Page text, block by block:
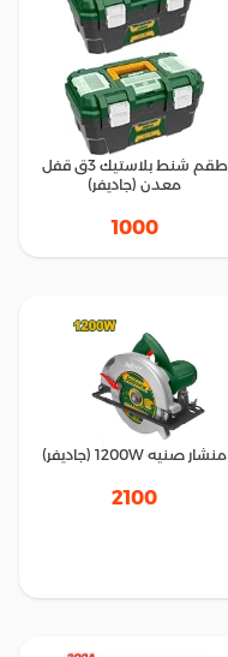
طقم شنط بلاستيك 3ق قفل
معدن (جاديفر)
1000
منشار صنيه 1200W (جاديفر)
2100